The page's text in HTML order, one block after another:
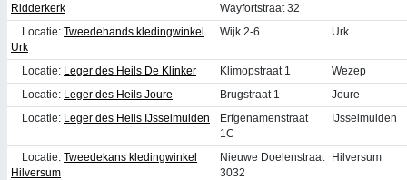
Ridderkerk
Wayfortstraat 32
Locatie: Tweedehands kledingwinkel
Urk
Wijk 2-6 Urk
Locatie: Leger des Heils De Klinker Klimopstraat 1
Wezep
Locatie: Leger des Heils Joure Brugstraat 1
Joure
Locatie: Leger des Heils IJsselmuiden
Erfgenamenstraat
1C
IJsselmuiden
Locatie: Tweedekans kledingwinkel
Hilversum
Nieuwe Doelenstraat
3032
Hilversum